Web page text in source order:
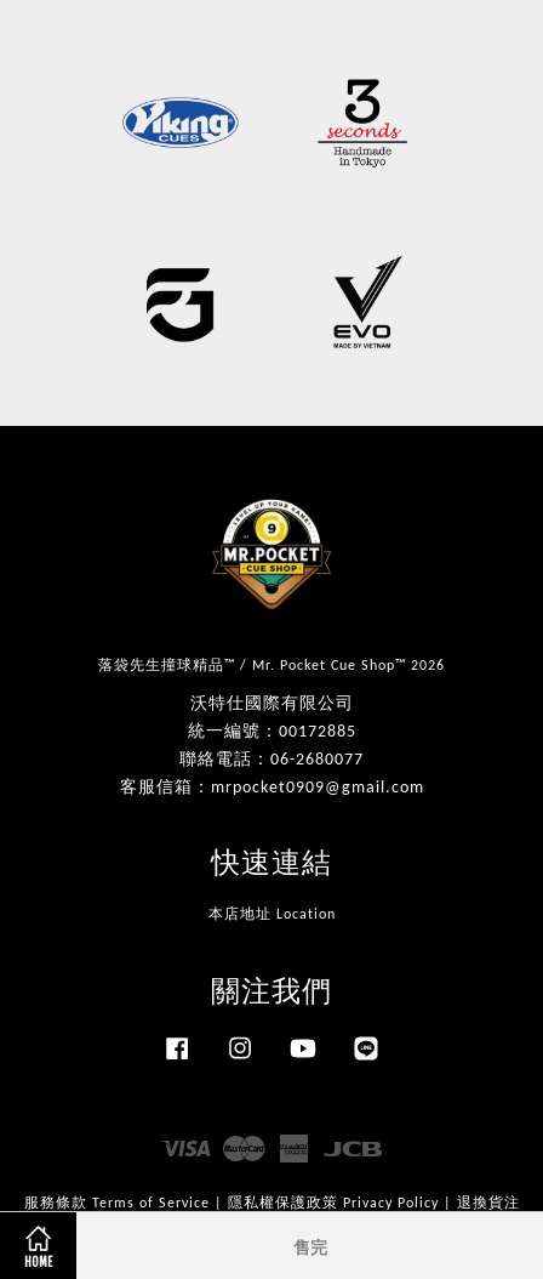
HOME
售完
落袋先生撞球精品™ / Mr. Pocket Cue Shop™ 2026
沃特仕國際有限公司
統一編號：00172885
聯絡電話：06-2680077
客服信箱：mrpocket0909@gmail.com
快速連結
本店地址 Location
關注我們
Facebook Instagram YouTube
Visa Master
American
服務條款 Terms of Service 隱私權保護政策 Privacy Policy| 退換貨注